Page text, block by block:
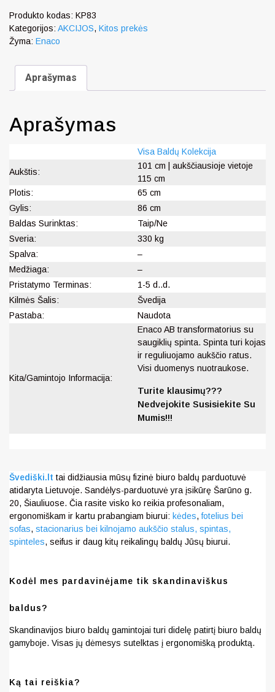
Produkto kodas: KP83
Kategorijos: AKCIJOS, Kitos prekės
Žyma: Enaco
Aprašymas
Aprašymas
Visa Baldų Kolekcija
Aukštis:
101 cm | aukščiausioje vietoje
115 cm
Plotis:
65 cm
Gylis:
86 cm
Baldas Surinktas:
Taip/Ne
Sveria:
330 kg
Spalva:
–
Medžiaga:
–
Pristatymo Terminas:
1-5 d..d.
Kilmės Šalis:
Švedija
Pastaba:
Naudota
Kita/Gamintojo Informacija:
Enaco AB transformatorius su
saugiklių spinta. Spinta turi kojas
ir reguliuojamo aukščio ratus.
Visi duomenys nuotraukose.
Turite klausimų???
Nedvejokite Susisiekite Su
Mumis!!!
Švediški.lt tai didžiausia mūsų fizinė biuro baldų parduotuvė
atidaryta Lietuvoje. Sandėlys-parduotuvė yra įsikūrę Šarūno g.
20, Šiauliuose. Čia rasite visko ko reikia profesonaliam,
ergonomiškam ir kartu prabangiam biurui: kėdes,fotelius bei
sofas, stacionarius bei kilnojamo aukščio stalus, spintas,
spinteles, seifus ir daug kitų reikalingų baldų Jūsų biurui.
Kodėl mes pardavinėjame tik skandinaviškus
baldus?
Skandinavijos biuro baldų gamintojai turi didelę patirtį biuro baldų
gamyboje. Visas jų dėmesys sutelktas į ergonomišką produktą.
Ką tai reiškia?